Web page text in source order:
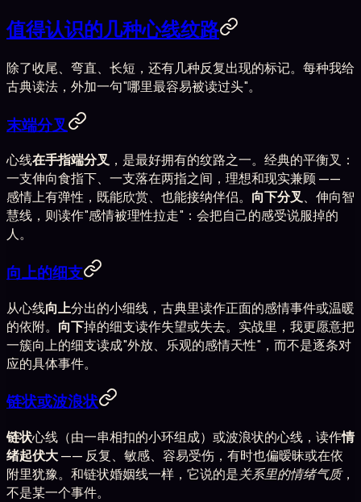
值得认识的几种心线纹路
除了收尾、弯直、长短，还有几种反复出现的标记。每种我给
古典读法，外加一句"哪里最容易被读过头"。
末端分叉
心线在手指端分叉 ，是最好拥有的纹路之一。经典的平衡叉：
一支伸向食指下、一支落在两指之间，理想和现实兼顾 ——
感情上有弹性，既能欣赏、也能接纳伴侣。 向下分叉、伸向智
慧线，则读作"感情被理性拉走"：会把自己的感受说服掉的
人。
向上的细支
从心线向上分出的小细线，古典里读作正面的感情事件或温暖
的依附。 向下掉的细支读作失望或失去。实战里，我更愿意把
一簇向上的细支读成"外放、乐观的感情天性"，而不是逐条对
应的具体事件。
链状或波浪状
链状心线（由一串相扣的小环组成）或波浪状的心线，读作情
绪起伏大—— 反复、敏感、容易受伤，有时也偏暧昧或在依
附里犹豫。和链状婚姻线一样，它说的是关系里的情绪气质，
不是某一个事件。